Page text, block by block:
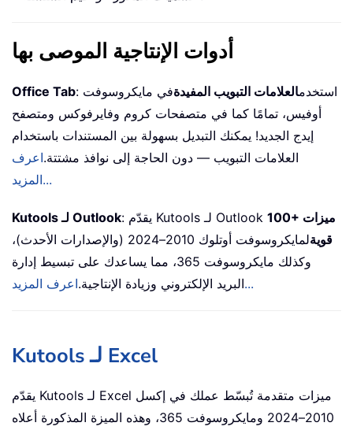
أدوات الإنتاجية الموصى بها
Office Tab : استخدمالعلامات التبويب المفيدةفي مايكروسوفت
أوفيس، تمامًا كما في متصفحات كروم وفايرفوكس ومتصفح
إيدج الجديد! يمكنك التبديل بسهولة بين المستندات باستخدام
العلامات التبويب — دون الحاجة إلى نوافذ مشتتة.اعرف
المزيد...
Kutools لـ Outlook : يقدّم Kutools لـ Outlook 100+ ميزات
قوية
لمايكروسوفت أوتلوك 2010–2024 (والإصدارات الأحدث)،
وكذلك مايكروسوفت 365، مما يساعدك على تبسيط إدارة
البريد الإلكتروني وزيادة الإنتاجية.اعرف المزيد...
Kutools لـ Excel
يقدّم Kutools لـ Excel ميزات متقدمة تُبسّط عملك في إكسل
2010–2024 ومايكروسوفت 365، وهذه الميزة المذكورة أعلاه